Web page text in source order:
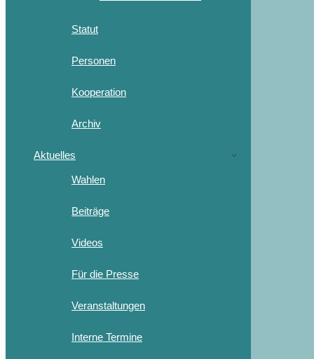
Statut
Personen
Kooperation
Archiv
Aktuelles
Wahlen
Beiträge
Videos
Für die Presse
Veranstaltungen
Interne Termine